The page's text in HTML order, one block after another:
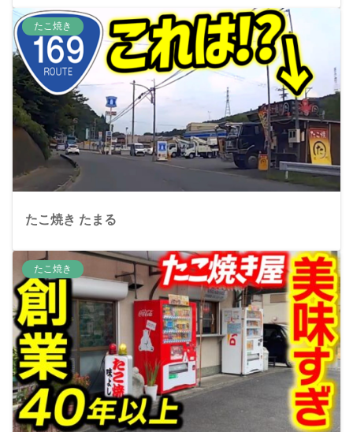
たこ焼き
たこ焼き たまる
たこ焼き